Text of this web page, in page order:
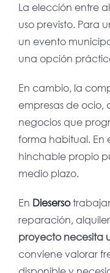
La elección entre
uso previsto. Para
un evento
una opción
En cambio, la
empresas de ocio,
negocios que
forma habitual. En
hinchable propio
medio plazo.
En Dieserso
reparación,
proyecto necesita
conviene valorar